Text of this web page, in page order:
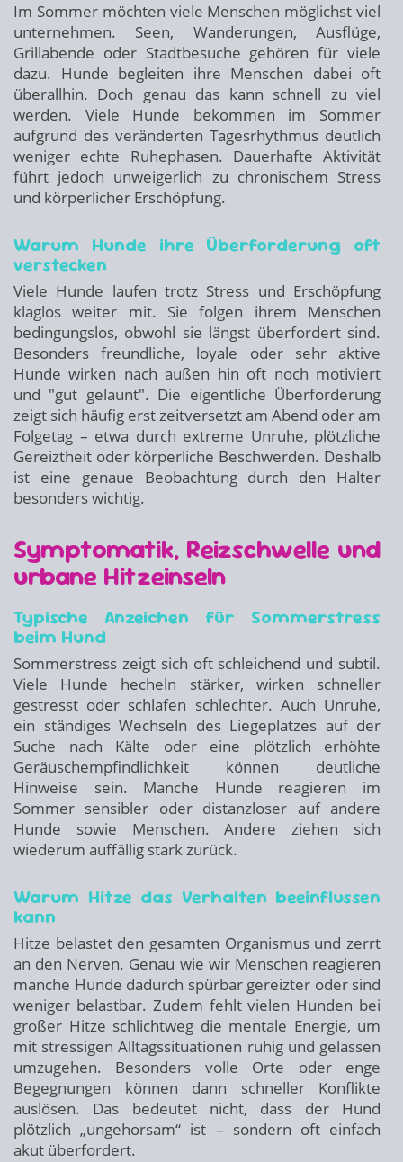
Im Sommer möchten viele Menschen möglichst viel
unternehmen. Seen, Wanderungen, Ausflüge,
Grillabende oder Stadtbesuche gehören für viele
dazu. Hunde begleiten ihre Menschen dabei oft
überallhin. Doch genau das kann schnell zu viel
werden. Viele Hunde bekommen im Sommer
aufgrund des veränderten Tagesrhythmus deutlich
weniger echte Ruhephasen. Dauerhafte Aktivität
führt jedoch unweigerlich zu chronischem Stress
und körperlicher Erschöpfung.
Warum Hunde ihre Überforderung oft
verstecken
Viele Hunde laufen trotz Stress und Erschöpfung
klaglos weiter mit. Sie folgen ihrem Menschen
bedingungslos, obwohl sie längst überfordert sind.
Besonders freundliche, loyale oder sehr aktive
Hunde wirken nach außen hin oft noch motiviert
und "gut gelaunt". Die eigentliche Überforderung
zeigt sich häufig erst zeitversetzt am Abend oder am
Folgetag – etwa durch extreme Unruhe, plötzliche
Gereiztheit oder körperliche Beschwerden. Deshalb
ist eine genaue Beobachtung durch den Halter
besonders wichtig.
Symptomatik, Reizschwelle und
urbane Hitzeinseln
Typische Anzeichen für Sommerstress
beim Hund
Sommerstress zeigt sich oft schleichend und subtil.
Viele Hunde hecheln stärker, wirken schneller
gestresst oder schlafen schlechter. Auch Unruhe,
ein ständiges Wechseln des Liegeplatzes auf der
Suche nach Kälte oder eine plötzlich erhöhte
Geräuschempfindlichkeit können deutliche
Hinweise sein. Manche Hunde reagieren im
Sommer sensibler oder distanzloser auf andere
Hunde sowie Menschen. Andere ziehen sich
wiederum auffällig stark zurück.
Warum Hitze das Verhalten beeinflussen
kann
Hitze belastet den gesamten Organismus und zerrt
an den Nerven. Genau wie wir Menschen reagieren
manche Hunde dadurch spürbar gereizter oder sind
weniger belastbar. Zudem fehlt vielen Hunden bei
großer Hitze schlichtweg die mentale Energie, um
mit stressigen Alltagssituationen ruhig und gelassen
umzugehen. Besonders volle Orte oder enge
Begegnungen können dann schneller Konflikte
auslösen. Das bedeutet nicht, dass der Hund
plötzlich „ungehorsam“ ist – sondern oft einfach
akut überfordert.